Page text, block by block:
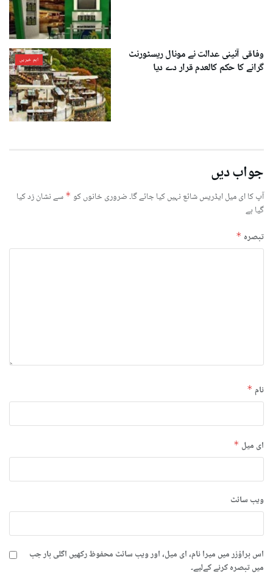
اہم خبریں
وفاقی آئینی عدالت نے مونال ریسٹورنٹ
گرانے کا حکم کالعدم قرار دے دیا
جواب دیں
آپ کا ای میل ایڈریس شائع نہیں کیا جائے گا۔ضروری خانوں کو * سے نشان زد کیا
گیا ہے
تبصرہ *
نام *
ای میل *
ویب‌ سائٹ
اس براؤزر میں میرا نام، ای میل، اور ویب سائٹ محفوظ رکھیں اگلی بار جب
میں تبصرہ کرنے کےلیے۔